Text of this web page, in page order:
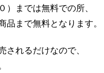
までは無料での所、
まで無料となります。
されるだけなので、